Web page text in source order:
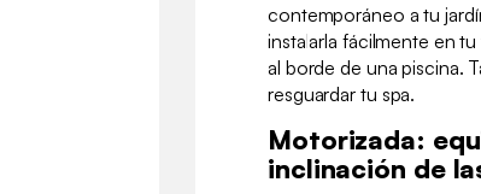
contemporáneo a tu
instalarla fácilmente en
al borde de una piscina.
resguardar tu spa.
Motorizada:
inclinación de